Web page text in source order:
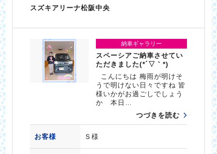
スズキアリーナ松阪中央
納車ギャラリー
スペーシアご納車させてい
ただきました(*´▽｀*)
こんにちは 梅雨が明けそ
うで明けない日々ですね 皆
様いかがお過ごしでしょう
か 本日…
つづきを読む
お客様 Ｓ様